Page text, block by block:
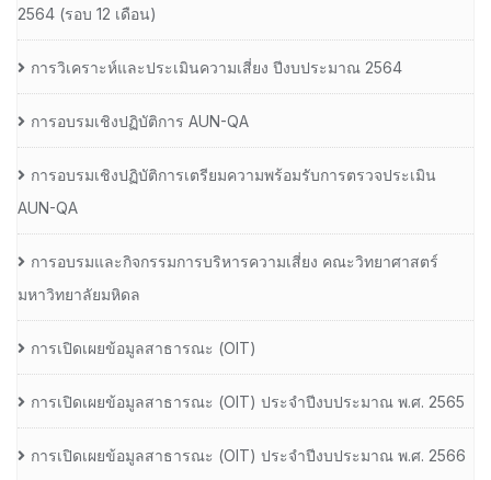
2564 (รอบ 12 เดือน)
การวิเคราะห์และประเมินความเสี่ยง ปีงบประมาณ 2564
การอบรมเชิงปฏิบัติการ AUN-QA
การอบรมเชิงปฏิบัติการเตรียมความพร้อมรับการตรวจประเมิน
AUN-QA
การอบรมและกิจกรรมการบริหารความเสี่ยง คณะวิทยาศาสตร์
มหาวิทยาลัยมหิดล
การเปิดเผยข้อมูลสาธารณะ (OIT)
การเปิดเผยข้อมูลสาธารณะ (OIT) ประจำปีงบประมาณ พ.ศ. 2565
การเปิดเผยข้อมูลสาธารณะ (OIT) ประจำปีงบประมาณ พ.ศ. 2566